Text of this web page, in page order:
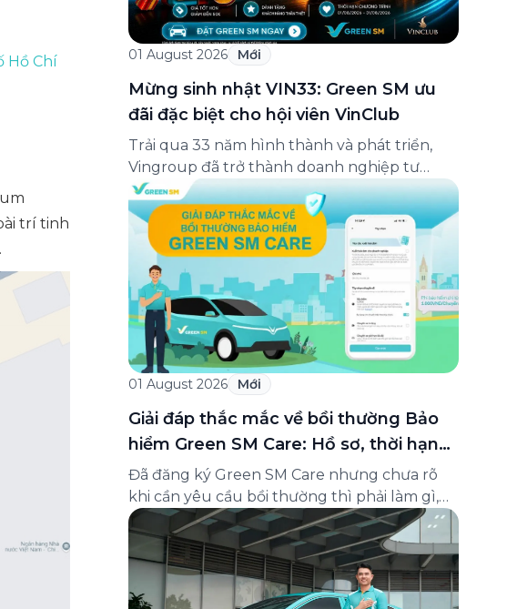
Hồ Chí
trí tinh
01 August 2026 Mới
Mừng sinh nhật VIN33: Green SM ưu
đãi đặc biệt cho hội viên VinClub
Trải qua 33 năm hình thành và phát triển,
Vingroup đã trở thành doanh nghiệp tư
nhân đa ngành lớn nhất Việt Nam, lọt Top 30
doanh nghiệp lớn nhất Đông Nam Á theo
bảng xếp hạng của Tạp chí Fortune (Mỹ).
Nhân kỷ niệm 33 năm thành lập (8/8/1993
đến 8/8/2026), Green SM trân […]
01 August 2026 Mới
Giải đáp thắc mắc về bồi thường Bảo
hiểm Green SM Care: Hồ sơ, thời hạn
và cách liên hệ hỗ trợ
Đã đăng ký Green SM Care nhưng chưa rõ
khi cần yêu cầu bồi thường thì phải làm gì,
hồ sơ ra sao, hay giấy chứng nhận bảo hiểm
tìm ở đâu? Bài viết này tổng hợp đầy đủ các
câu hỏi thường gặp nhất về quy trình bồi
thường và hỗ trợ của Green […]